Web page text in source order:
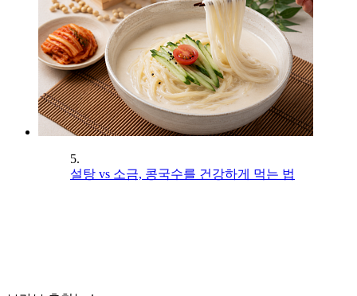
5.
설탕 vs 소금, 콩국수를 건강하게 먹는 법